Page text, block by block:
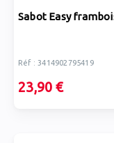
Sabot Easy
Réf : 3414902795419
23,90 €